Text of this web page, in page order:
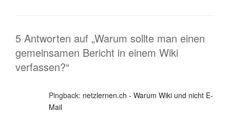
5 Antworten auf „Warum sollte man einen
gemeinsamen Bericht in einem Wiki
verfassen?“
Pingback: netzlernen.ch - Warum Wiki und nicht E-
Mail